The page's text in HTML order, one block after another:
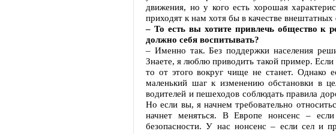
движения, но у кого есть хорошая
приходят к нам хотя бы в качестве внештатных
– То есть вы хотите привлечь общество
должно себя воспитывать?
– Именно так. Без поддержки населения
Знаете, я люблю приводить такой пример.
то от этого вокруг чище не станет. Однако
маленький шаг к изменению обстановки в
водителей и пешеходов соблюдать правила
Но если вы, я начнем требовательно
начнет меняться. В Европе нонсенс –
безопасности. У нас нонсенс – если сел и